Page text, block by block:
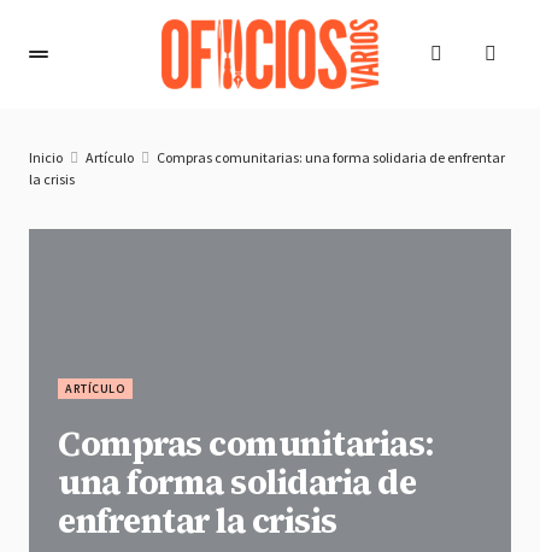
Inicio Artículo
Compras comunitarias: una forma solidaria de enfrentar
la crisis
ARTÍCULO
Compras comunitarias:
una forma solidaria de
enfrentar la crisis